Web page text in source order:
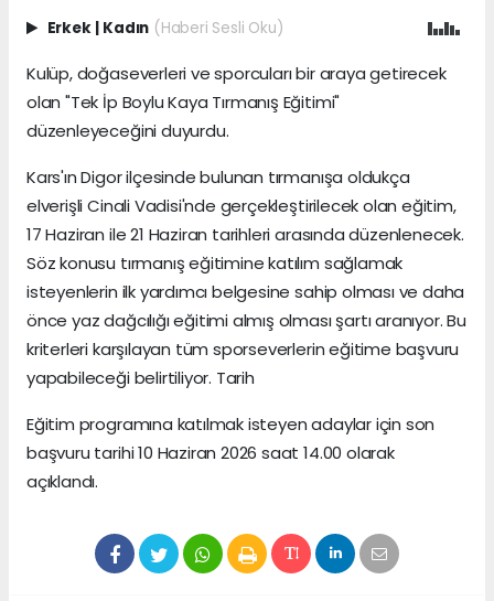
Erkek | Kadın (Haberi Sesli Oku)
Kulüp, doğaseverleri ve sporcuları bir araya getirecek
olan "Tek İp Boylu Kaya Tırmanış Eğitimi"
düzenleyeceğini duyurdu.
Kars'ın Digor ilçesinde bulunan tırmanışa oldukça
elverişli Cinali Vadisi'nde gerçekleştirilecek olan eğitim,
17 Haziran ile 21 Haziran tarihleri arasında düzenlenecek.
Söz konusu tırmanış eğitimine katılım sağlamak
isteyenlerin ilk yardımcı belgesine sahip olması ve daha
önce yaz dağcılığı eğitimi almış olması şartı aranıyor. Bu
kriterleri karşılayan tüm sporseverlerin eğitime başvuru
yapabileceği belirtiliyor. Tarih
Eğitim programına katılmak isteyen adaylar için son
başvuru tarihi 10 Haziran 2026 saat 14.00 olarak
açıklandı.